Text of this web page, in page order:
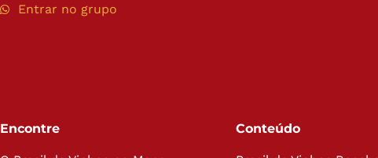
Entrar no grupo
Encontre Conteúdo